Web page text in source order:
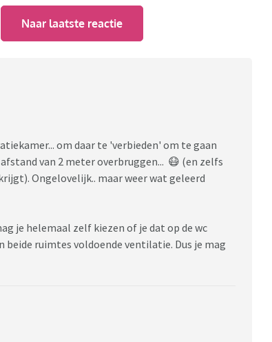
Naar laatste reactie
om daar te 'verbieden' om te gaan
van 2 meter overbruggen... 😷 (en zelfs
Ongelovelijk.. maar weer wat geleerd
je helemaal zelf kiezen of je dat op de wc
beide ruimtes voldoende ventilatie. Dus je mag